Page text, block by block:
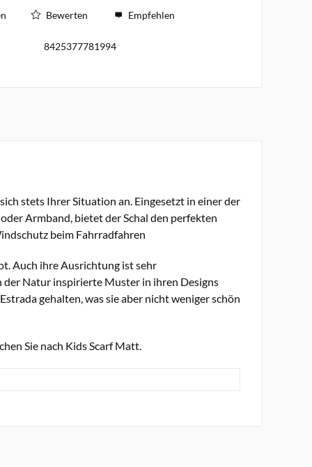
Bewerten Empfehlen
8425377781994
stets Ihrer Situation an. Eingesetzt in einer der
Armband, bietet der Schal den perfekten
beim Fahrradfahren
Auch ihre Ausrichtung ist sehr
der Natur inspirierte Muster in ihren Designs
gehalten, was sie aber nicht weniger schön
Sie nach Kids Scarf Matt.